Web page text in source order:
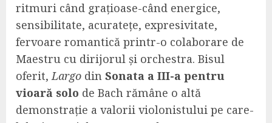
ritmuri când grațioase-când energice,
sensibilitate, acuratețe, expresivitate,
fervoare romantică printr-o colaborare de
Maestru cu dirijorul și orchestra. Bisul
oferit,Largo din Sonata a III-a pentru
vioară solo de Bach rămâne o altă
demonstrație a valorii violonistului pe care-